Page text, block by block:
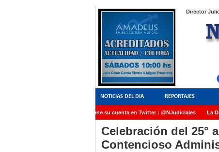
Director
NOTICIAS DEL DIA REPORTAJES
NoticiasJudiciales.INFO tiene su cuenta en Twitter : @NJudiciales La
AMIA quedó radicada ante el Juez Daniel RafecasCelebración del 25°
Contencioso